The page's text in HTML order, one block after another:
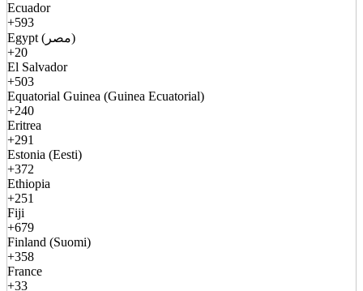
Ecuador
+593
Egypt (مصر)
+20
El Salvador
+503
Equatorial Guinea (Guinea Ecuatorial)
+240
Eritrea
+291
Estonia (Eesti)
+372
Ethiopia
+251
Fiji
+679
Finland (Suomi)
+358
France
+33